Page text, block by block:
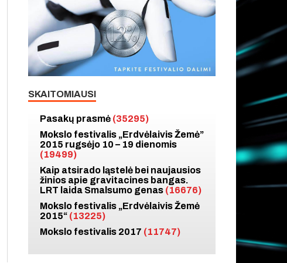
SKAITOMIAUSI
Pasakų prasmė (35295)
Mokslo festivalis „Erdvėlaivis Žemė”
2015 rugsėjo 10 – 19 dienomis
(19499)
Kaip atsirado ląstelė bei naujausios
žinios apie gravitacines bangas.
LRT laida Smalsumo genas (16676)
Mokslo festivalis „Erdvėlaivis Žemė
2015“ (13225)
Mokslo festivalis 2017 (11747)